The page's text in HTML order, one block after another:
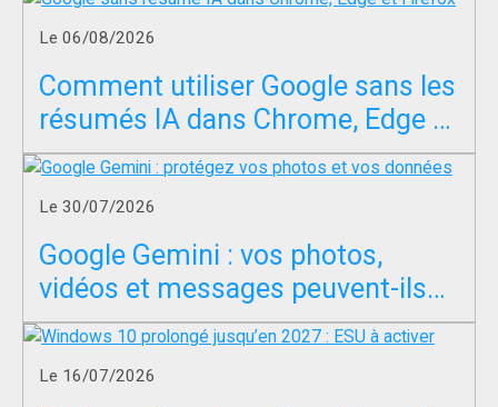
Le 06/08/2026
Comment utiliser Google sans les
résumés IA dans Chrome, Edge et
Firefox ?
Le 30/07/2026
Google Gemini : vos photos,
vidéos et messages peuvent-ils
servir à entraîner l’IA ?
Le 16/07/2026